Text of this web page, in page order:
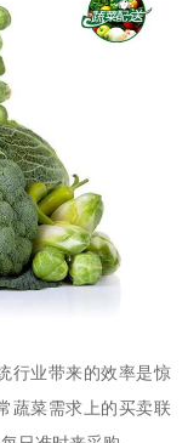
行业带来的效率是惊
蔬菜需求上的买卖联